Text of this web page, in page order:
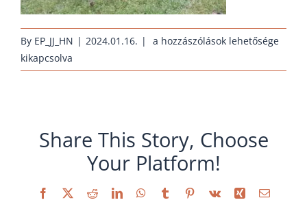
By EP_JJ_HN | 2024.01.16. |
erhaltungszucht-
marans-
a hozzászólások lehetősége
kikapcsolva
Share This Story, Choose
Your Platform!
Facebook
X RedditLinkedInWhatsApp
TumblrPinterest
Vk Xing Email